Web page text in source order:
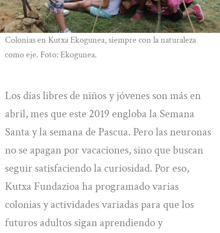
Colonias en Kutxa Ekogunea, siempre con la naturaleza
como eje. Foto: Ekogunea.
Los días libres de niños y jóvenes son más en
abril, mes que este 2019 engloba la Semana
Santa y la semana de Pascua. Pero las neuronas
no se apagan por vacaciones, sino que buscan
seguir satisfaciendo la curiosidad. Por eso,
Kutxa Fundazioa ha programado varias
colonias y actividades variadas para que los
futuros adultos sigan aprendiendo y